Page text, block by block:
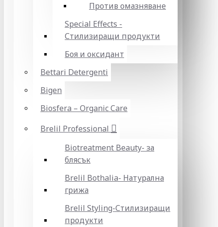
Против омазняване
Special Effects -
Стилизиращи продукти
Боя и оксидант
Bettari Detergenti
Bigen
Biosfera – Organic Care
Brelil Professional
Biotreatment Beauty- за
блясък
Brelil Bothalia- Натурална
грижа
Brelil Styling-Стилизиращи
продукти